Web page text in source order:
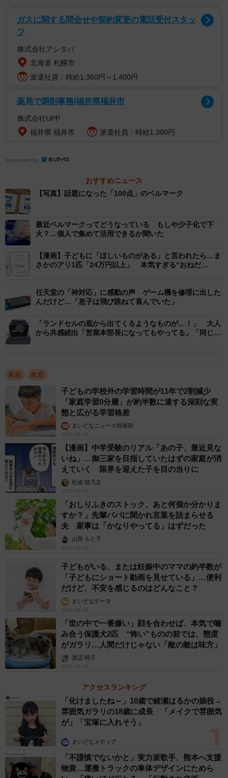
夫が出した「201点」のベルマーク/ misakiさん（@mzoon0666）提供
「ベルマークって何についてたっけ？」
てくるようにと先生から言われたという息子さん。しか
識したことはほとんどなかったといいます。
「息子も私も生活の中でベルマークを気にしたことがなく
て、『ベルマークって何についてたっけ』という感じでゴ
ソゴソしていました。家にあるお菓子やラップをひっくり
返しても何もついていなくて、『ないないない』って探し
回っていました」
夫がさらっと出した「100点」のお宝
たいんだったら、ちょっと待っといて」と言い、合計200点
分のベルマークをさらっと持ってきたのだといいます。
3/3
話題になった「100点」のベルマーク/ misakiさん（@mzoon0666）提供
「『ベルマークって100点あるんだ』と驚きました。1点と
か2点のイメージでいたので、びっくりして。息子は1年生
になったばかりなので、”大きい数字＝すごい”という認識が
あるようで。100という数字のインパクトにすごくびっくり
この高得点ベルマークは、misakiさん一家が加入している
ジブラルタ生命の保険証券に同封されていたもの。
「夫はもともと100点のベルマークが家にあることを知って
いたので、そんなに喜ばれるとは思っていなかったみたい
です。『そんないい反応してくれるんだ』という感じで渡
されました」
投稿に書かれていたのは合計200点分のベルマークでした
が、その後さらに夫が「実はもう100点あるんだよね」と、
もう1枚差し出してきたそう。最終的に合計301点のベルマ
ークを学校に提出したといいます。
「僕、人気者になっちゃった」
ガスに関する問合せや契約変更の電話受付スタッ
フ
株式会社アシタバ
北海道 札幌市
派遣社員：時給1,350円～1,400円
薬局で調剤事務/福井県福井市
株式会社UPP
福井県 福井市
派遣社員：時給1,300円
Sponsored by
おすすめニュース
【写真】話題になった「100点」のベルマーク
最近ベルマークってどうなっている もしや少子化で下
火？…個人で集めて活用できるか聞いた
【漫画】子どもに「ほしいものがある」と言われたら…ま
さかのアリ1匹「24万円以上」 本気すぎる“おねだ
任天堂の「神対応」に感動の声 ゲーム機を修理に出した
んだけど…「息子は飛び跳ねて喜んでいた」
「ランドセルの底から出てくるようなものが…！」 大人
から共感続出「営業本部長になってもやってる」「同じよ
家族 教育
子どもの学校外の学習時間が11年で2割減少
「家庭学習0分層」が約半数に達する深刻な実
態と広がる学習格差
まいどなニュース情報部
2026.08.06
【漫画】中学受験のリアル「あの子、最近見な
いね」…御三家を目指していたはずの家庭が消
えていく 限界を迎えた子を目の当りに
松波 穂乃圭
2026.08.05
「おしりふきのストック、あと何個か分かりま
すか？」先輩パパに聞かれ言葉を詰まらせる
夫 家事は「かなりやってる」はずだった
山岡 もと子
2026.08.05
子どもがいる、または妊娠中のママの約半数が
「子どもにショート動画を見せている」…便利
だけど、不安を感じるのはどんなこと？
まいどなデータ
2026.08.04
「世の中で一番嫌い」顔を合わせば、本気で噛
み合う保護犬2匹 “怖い”ものの前では、態度
がガラリ…人間だけじゃない「敵の敵は味方」
渡辺 晴子
2026.08.04
アクセスランキング
「化けましたね～」10歳で綾瀬はるかの娘役→
雰囲気ガラリの18歳に成長 「メイクで雰囲気
が」「宝塚に入れそう」
まいどなメディア
「不謹慎でないかと」実力派歌手、熊本へ支援
物資…運搬トラックの車体デザインにためら